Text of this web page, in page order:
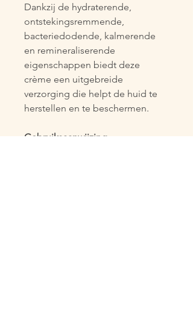
Dankzij de hydraterende,
ontstekingsremmende,
bacteriedodende, kalmerende
en remineraliserende
eigenschappen biedt deze
crème een uitgebreide
verzorging die helpt de huid te
herstellen en te beschermen.
Gebruiksaanwijzing